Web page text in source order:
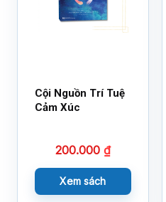
Cội Nguồn Trí Tuệ
Cảm Xúc
200.000 ₫
Xem sách